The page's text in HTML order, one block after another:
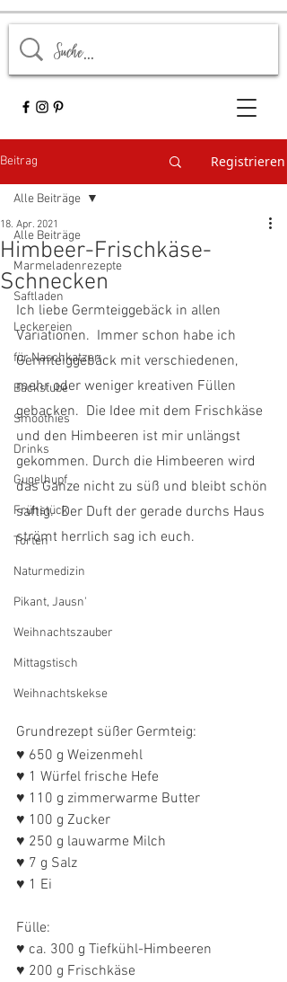
Beitrag Registrieren
Alle Beiträge
Marmeladenrezepte
Saftladen
Leckereien
für Naschkatzen
Backstube
Smoothies
Drinks
Gugelhupf
Frühstück
Torten
Naturmedizin
Pikant, Jausn'
Weihnachtszauber
Mittagstisch
Weihnachtskekse
Alle Beiträge
Himbeer-Frischkäse-
Schnecken
18. Apr. 2021
Ich liebe Germteiggebäck in allen
Variationen.  Immer schon habe ich
Germteiggebäck mit verschiedenen,
mehr oder weniger kreativen Füllen
gebacken.  Die Idee mit dem Frischkäse
und den Himbeeren ist mir unlängst
gekommen. Durch die Himbeeren wird
das Ganze nicht zu süß und bleibt schön
saftig.  Der Duft der gerade durchs Haus
strömt herrlich sag ich euch.
Grundrezept süßer Germteig:
♥ 650 g Weizenmehl
♥ 1 Würfel frische Hefe
♥ 110 g zimmerwarme Butter
♥ 100 g Zucker
♥ 250 g lauwarme Milch
♥ 7 g Salz
♥ 1 Ei
Fülle:
♥ ca. 300 g Tiefkühl-Himbeeren
♥ 200 g Frischkäse